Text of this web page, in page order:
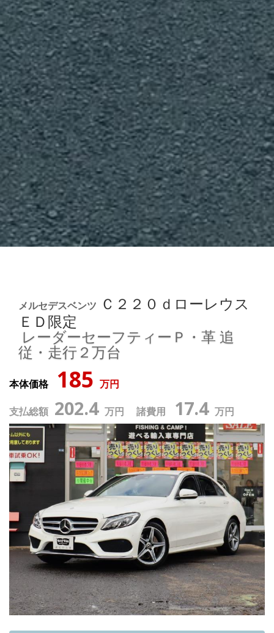
メルセデスベンツ Ｃ２２０ｄローレウス
ＥＤ限定
レーダーセーフティーＰ・革 追
従・走行２万台
本体価格 185 万円
支払総額 202.4 万円 諸費用 17.4 万円